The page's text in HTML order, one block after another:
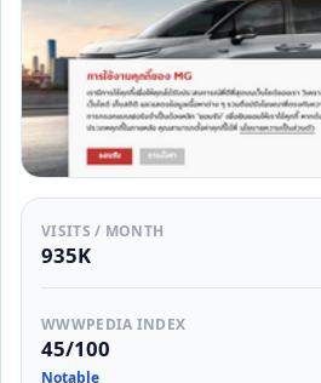
VISITS / MONTH
935K
WWWPEDIA INDEX
45/100
Notable